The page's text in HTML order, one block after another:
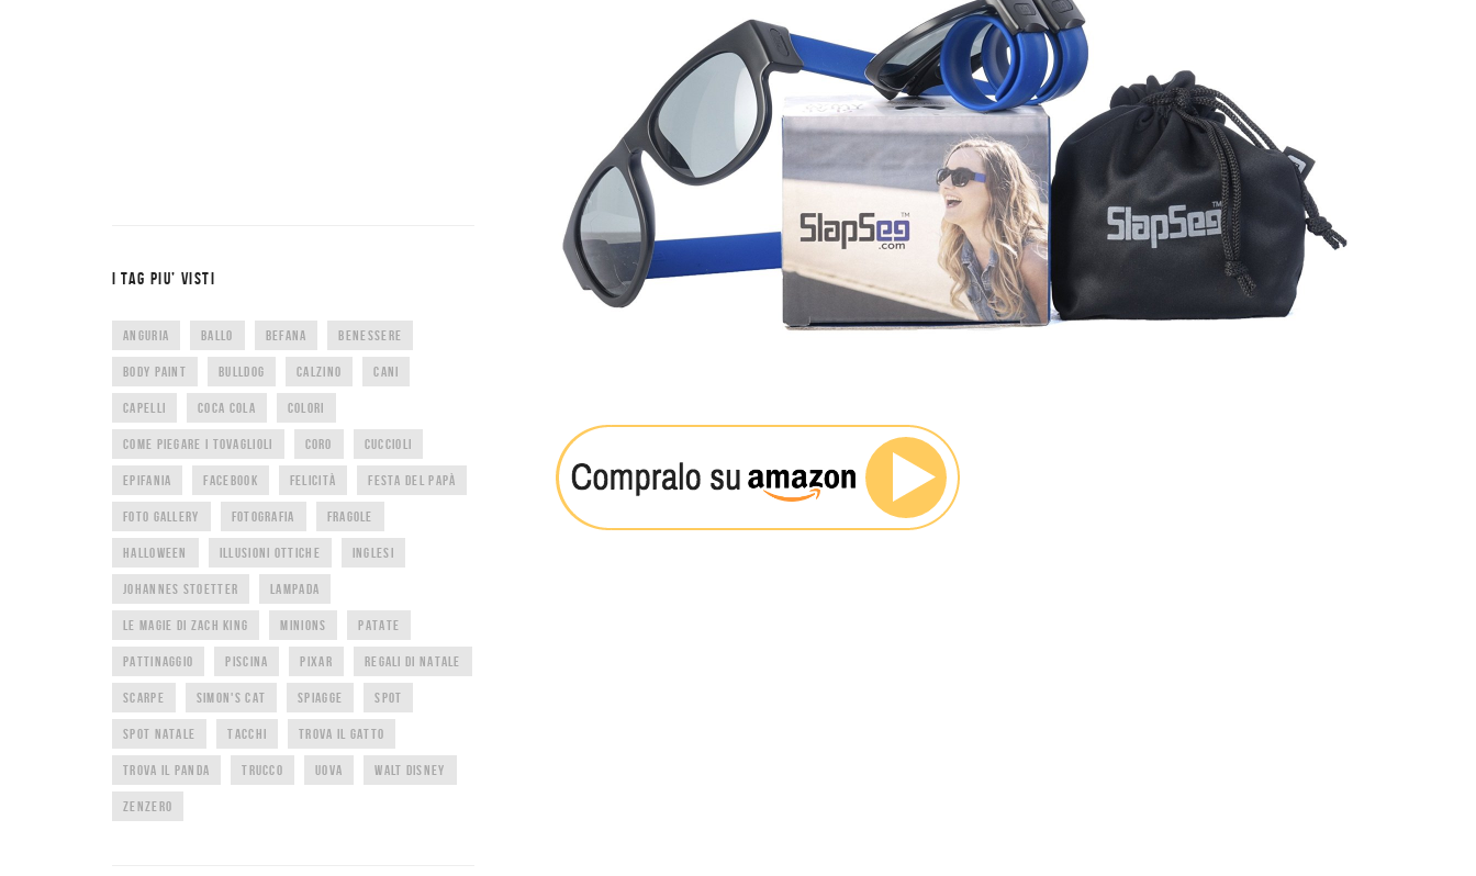
I TAG PIU’ VISTI
ANGURIA BALLO BEFANA BENESSERE
BODY PAINT BULLDOG CALZINO CANI
CAPELLI COCA COLA COLORI
COME PIEGARE I TOVAGLIOLI CORO CUCCIOLI
EPIFANIA FACEBOOK FELICITÀ FESTA DEL PAPÀ
FOTO GALLERY FOTOGRAFIA FRAGOLE
HALLOWEEN ILLUSIONI OTTICHE INGLESI
JOHANNES STOETTER LAMPADA
LE MAGIE DI ZACH KING MINIONS PATATE
PATTINAGGIO PISCINA PIXAR REGALI DI NATALE
SCARPE SIMON'S CAT SPIAGGE SPOT
SPOT NATALE TACCHI TROVA IL GATTO
TROVA IL PANDA TRUCCO UOVA WALT DISNEY
ZENZERO